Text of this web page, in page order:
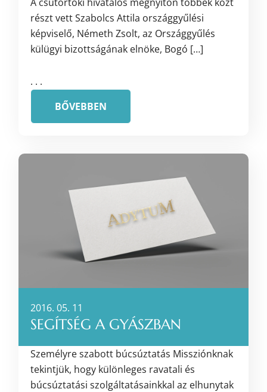
részt vett Szabolcs Attila országgyűlési
képviselő, Németh Zsolt, az Országgyűlés
külügyi bizottságának elnöke, Bogó […]
. . .
BŐVEBBEN
2016. 05. 11
SEGÍTSÉG A GYÁSZBAN
Személyre szabott búcsúztatás Missziónknak
tekintjük, hogy különleges ravatali és
búcsúztatási szolgáltatásainkkal az elhunytak